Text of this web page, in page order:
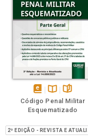
disponível
em
Disponível
na
páginas
Código Penal Militar
Esquematizado
TambémFolheie